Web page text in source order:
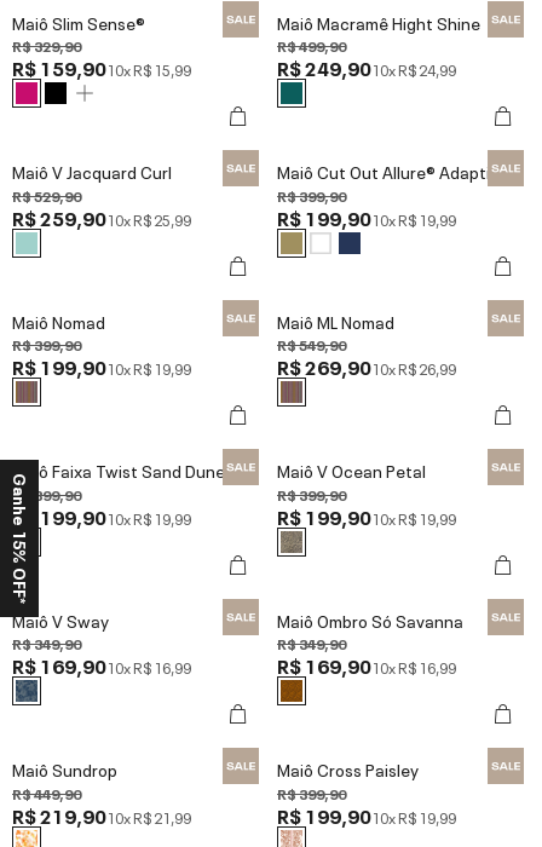
Maiô Slim Sense®
R$ 329,90
R$ 159,9010xR$ 15,99
Maiô Macramê Hight Shine
R$ 499,90
R$ 249,9010xR$ 24,99
Maiô V Jacquard Curl
R$ 529,90
R$ 259,9010xR$ 25,99
Maiô Cut Out Allure® Adaptiv
R$ 399,90
R$ 199,9010xR$ 19,99
Maiô Nomad
R$ 399,90
R$ 199,9010xR$ 19,99
Maiô ML Nomad
R$ 549,90
R$ 269,9010xR$ 26,99
Maiô Faixa Twist Sand Dunes
R$ 399,90
R$ 199,9010xR$ 19,99
Maiô V Ocean Petal
R$ 399,90
R$ 199,9010xR$ 19,99
Maiô V Sway
R$ 349,90
R$ 169,9010xR$ 16,99
Maiô Ombro Só Savanna
R$ 349,90
R$ 169,9010xR$ 16,99
Maiô Sundrop
R$ 449,90
R$ 219,9010xR$ 21,99
Maiô Cross Paisley
R$ 399,90
R$ 199,9010xR$ 19,99
Ganhe 15% OFF*